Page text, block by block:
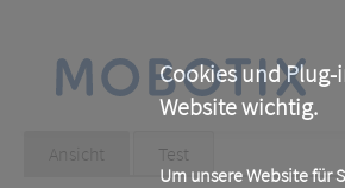
Cookies und
Website wichtig.
Um unsere Website für
content
Primary
Ansicht Test